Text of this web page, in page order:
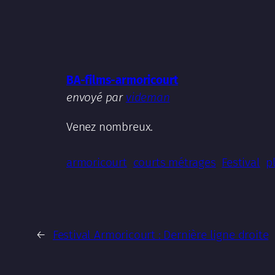
BA-films-armoricourt
envoyé par videman
Venez nombreux.
armoricourt courts métrages Festival
← Festival Armoricourt : Dernière ligne droite